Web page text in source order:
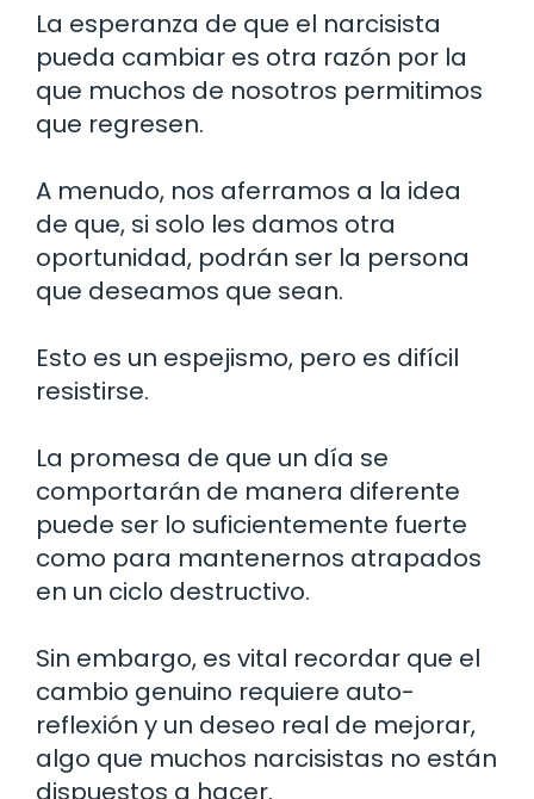
La esperanza de que el narcisista
pueda cambiar es otra razón por la
que muchos de nosotros permitimos
que regresen.
A menudo, nos aferramos a la idea
de que, si solo les damos otra
oportunidad, podrán ser la persona
que deseamos que sean.
Esto es un espejismo, pero es difícil
resistirse.
La promesa de que un día se
comportarán de manera diferente
puede ser lo suficientemente fuerte
como para mantenernos atrapados
en un ciclo destructivo.
Sin embargo, es vital recordar que el
cambio genuino requiere auto-
reflexión y un deseo real de mejorar,
algo que muchos narcisistas no están
dispuestos a hacer.